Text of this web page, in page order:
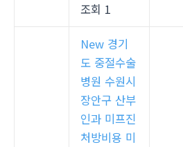
조회 1
New 경기
도 중절수술
병원 수원시
장안구 산부
인과 미프진
처방비용 미